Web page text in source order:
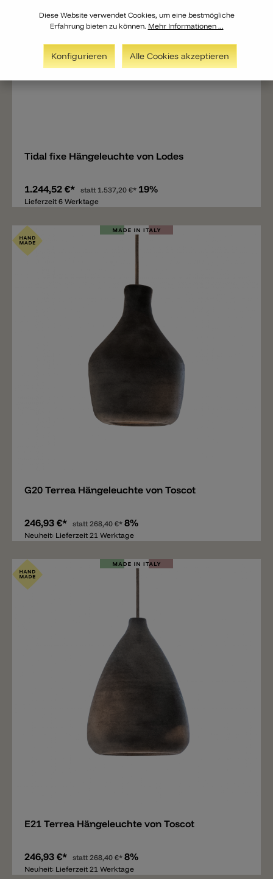
Tidal fixe Hängeleuchte von Lodes
1.244,52 €* statt 1.537,20 €* 19%
Lieferzeit 6 Werktage
G20 Terrea Hängeleuchte von Toscot
246,93 €* statt268,40 €* 8%
Neuheit: Lieferzeit 21 Werktage
E21 Terrea Hängeleuchte von Toscot
246,93 €* statt268,40 €* 8%
Neuheit: Lieferzeit 21 Werktage
Diese Website verwendet Cookies, um eine bestmögliche
Erfahrung bieten zu können. Mehr Informationen ...
Konfigurieren Alle Cookies akzeptieren